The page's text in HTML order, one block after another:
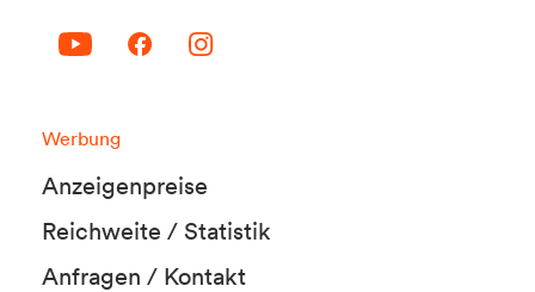
Werbung
Anzeigenpreise
Reichweite / Statistik
Anfragen / Kontakt